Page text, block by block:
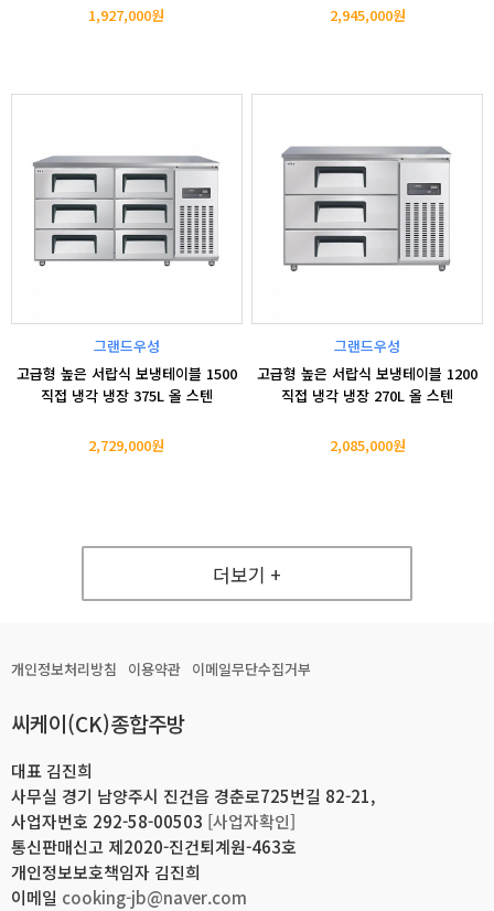
1,927,000원
2,945,000원
그랜드우성
고급형 높은 서랍식 보냉테이블 1500
직접 냉각 냉장 375L 올 스텐
2,729,000원
그랜드우성
고급형 높은 서랍식 보냉테이블 1200
직접 냉각 냉장 270L 올 스텐
2,085,000원
더보기 +
개인정보처리방침 이용약관 이메일무단수집거부
씨케이(CK)종합주방
대표 김진희
사무실 경기 남양주시 진건읍 경춘로725번길 82-21,
사업자번호 292-58-00503 [사업자확인]
통신판매신고 제2020-진건퇴계원-463호
개인정보보호책임자 김진희
이메일 cooking-jb@naver.com